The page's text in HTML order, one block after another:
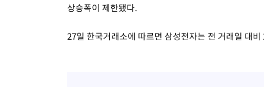
상승폭이 제한됐다.
27일 한국거래소에 따르면 삼성전자는 전 거래일 대